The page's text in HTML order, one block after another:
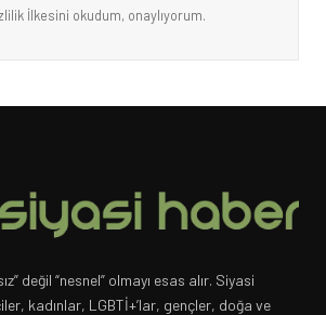
İlkesini okudum, onaylıyorum.
değil “nesnel” olmayı esas alır. Siyasi
kadınlar, LGBTİ+’lar, gençler, doğa ve